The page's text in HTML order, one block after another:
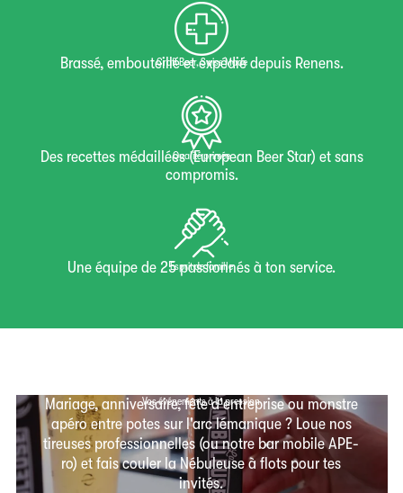
Craft Beer, Swiss Made
Brassé, embouteillé et expédié depuis Renens.
Qualité primée
Des recettes médaillées (European Beer Star) et sans
compromis.
Esprit de famille
Une équipe de 25 passionnés à ton service.
Vos événements à la pression
Mariage, anniversaire, fête d'entreprise ou monstre
apéro entre potes sur l'arc lémanique ? Loue nos
tireuses professionnelles (ou notre bar mobile APE-
ro) et fais couler la Nébuleuse à flots pour tes
invités.